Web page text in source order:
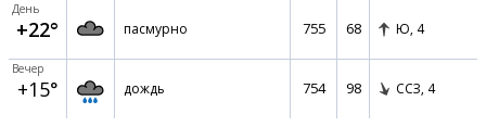
День
+22° пасмурно 755 68 Ю, 4
Вечер
+15° дождь 754 98 ССЗ, 4